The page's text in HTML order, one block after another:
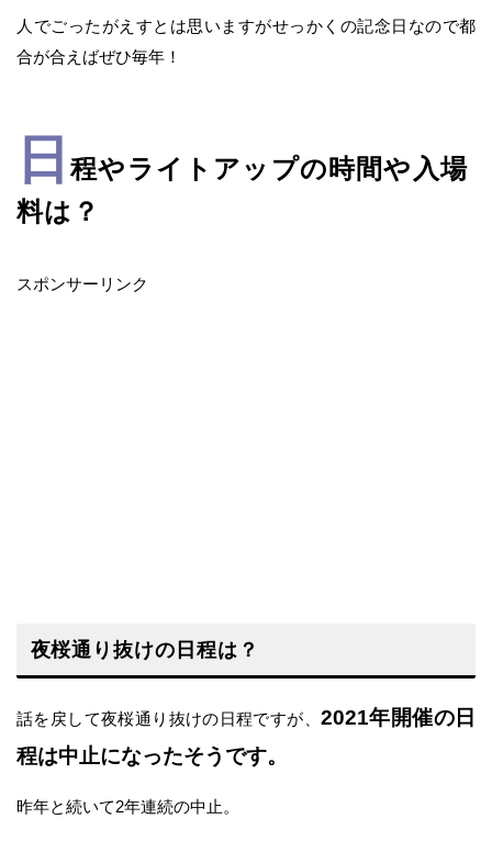
人でごったがえすとは思いますがせっかくの記念日なので都
合が合えばぜひ毎年！
日程やライトアップの時間や入場
料は？
スポンサーリンク
夜桜通り抜けの日程は？
話を戻して夜桜通り抜けの日程ですが、2021年開催の日
程は中止になったそうです。
昨年と続いて2年連続の中止。